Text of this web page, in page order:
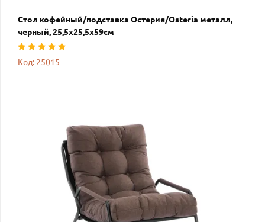
Стол кофейный/подставка Остерия/Osteria металл,
черный, 25,5х25,5х59см
Код: 25015